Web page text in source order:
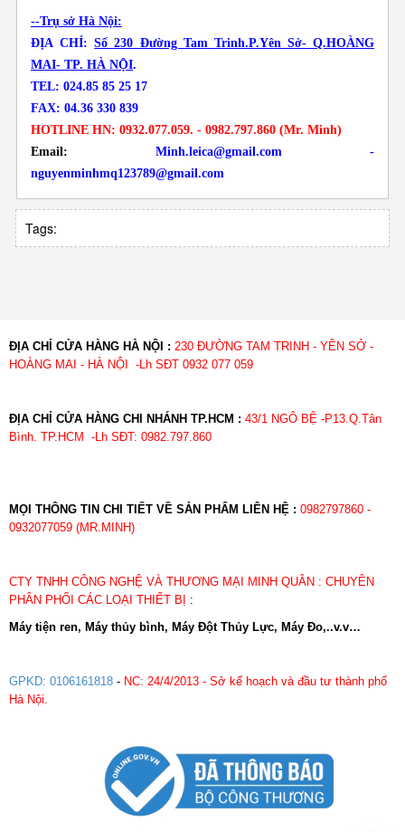
--Trụ sở Hà Nội:
ĐỊA CHỈ:Số 230 Đường Tam Trinh.P.Yên Sở- Q.HOÀNG
MAI- TP. HÀ NỘI.
TEL: 024.85 85 25 17
FAX: 04.36 330 839
HOTLINE HN: 0932.077.059. - 0982.797.860 (Mr. Minh)
Email: Minh.leica@gmail.com -
nguyenminhmq123789@gmail.com
Tags:
ĐỊA CHỈ CỬA HÀNG HÀ NỘI : 230 ĐƯỜNG TAM TRINH - YÊN SỞ -
HOÀNG MAI - HÀ NỘI -Lh SĐT 0932 077 059
ĐỊA CHỈ CỬA HÀNG CHI NHÁNH TP.HCM : 43/1 NGÔ BỆ -P13.Q.Tân
Bình. TP.HCM -Lh SĐT: 0982.797.860
MỌI THÔNG TIN CHI TIẾT VỀ SẢN PHẨM LIÊN HỆ : 0982797860 -
0932077059 (MR.MINH)
CTY TNHH CÔNG NGHỆ VÀ THƯƠNG MẠI MINH QUÂN : CHUYÊN
PHÂN PHỐI CÁC LOẠI THIẾT BỊ
:
Máy tiện ren, Máy thủy bình, Máy Đột Thủy Lực, Máy Đo,..v.v…
GPKD: 0106161818 - NC: 24/4/2013 - Sở kế hoạch và đầu tư thành phố
Hà Nội.